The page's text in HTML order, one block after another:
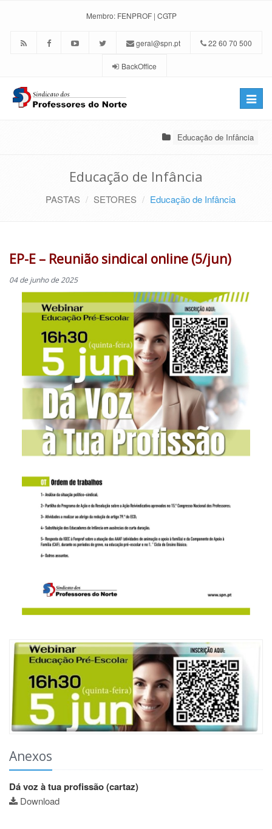
Membro: FENPROF | CGTP
geral@spn.pt 22 60 70 500
BackOffice
Toggle
Educação de Infância
Educação de Infância
PASTAS SETORES Educação de Infância
EP-E – Reunião sindical online (5/jun)
04 de junho de 2025
Anexos
Dá voz à tua profissão (cartaz)
Download